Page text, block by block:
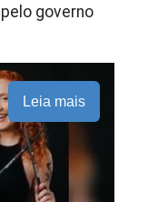
governo
Leia mais